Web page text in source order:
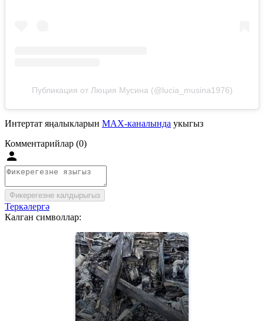
Публикация от Люция Мусина (@lucia_musina1976)
Интертат яңалыкларын MAX-каналында укыгыз
Комментарийлар (0)
Фикерегезне калдырыгыз
Теркәлергә
Калган символлар: